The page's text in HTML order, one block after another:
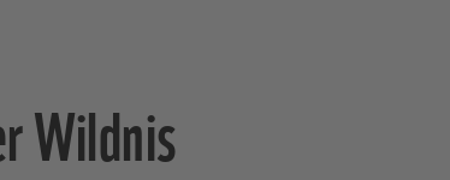
Wildnis